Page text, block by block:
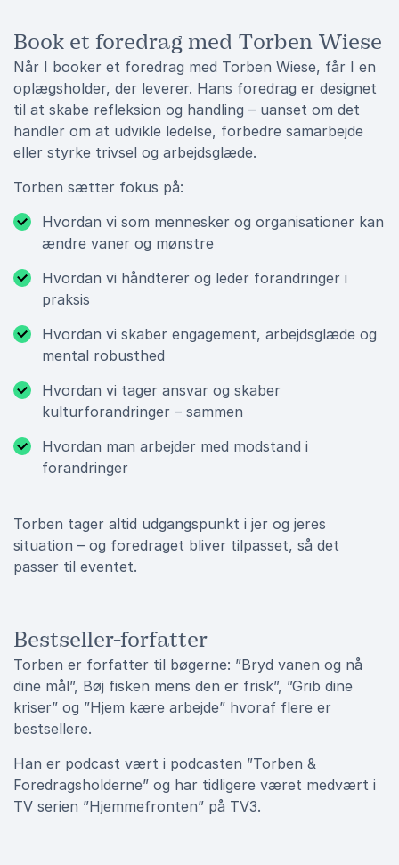
Book et foredrag med Torben Wiese
Når I booker et foredrag med Torben Wiese, får I en
oplægsholder, der leverer. Hans foredrag er designet
til at skabe refleksion og handling – uanset om det
handler om at udvikle ledelse, forbedre samarbejde
eller styrke trivsel og arbejdsglæde.
Torben sætter fokus på:
Hvordan vi som mennesker og organisationer kan
ændre vaner og mønstre
Hvordan vi håndterer og leder forandringer i
praksis
Hvordan vi skaber engagement, arbejdsglæde og
mental robusthed
Hvordan vi tager ansvar og skaber
kulturforandringer – sammen
Hvordan man arbejder med modstand i
forandringer
Torben tager altid udgangspunkt i jer og jeres
situation – og foredraget bliver tilpasset, så det
passer til eventet.
Bestseller-forfatter
Torben er forfatter til bøgerne: ”Bryd vanen og nå
dine mål”, Bøj fisken mens den er frisk”, ”Grib dine
kriser” og ”Hjem kære arbejde” hvoraf flere er
bestsellere.
Han er podcast vært i podcasten ”Torben &
Foredragsholderne” og har tidligere været medvært i
TV serien ”Hjemmefronten” på TV3.